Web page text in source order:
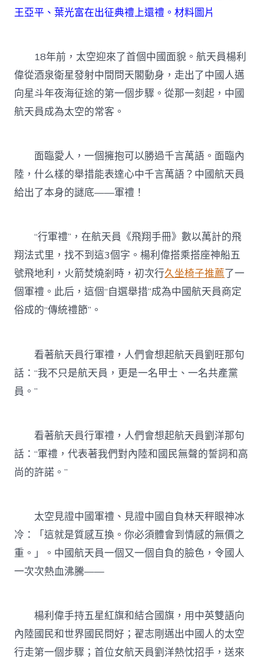
王亞平、葉光富在出征典禮上還禮。材料圖片
18年前，太空迎來了首個中國面貌。航天員楊利
偉從酒泉衛星發射中間問天閣動身，走出了中國人邁
向星斗年夜海征途的第一個步驟。從那一刻起，中國
航天員成為太空的常客。
面臨愛人，一個擁抱可以勝過千言萬語。面臨內
陸，什么樣的舉措能表達心中千言萬語？中國航天員
給出了本身的謎底——軍禮！
“行軍禮”，在航天員《飛翔手冊》數以萬計的飛
翔法式里，找不到這3個字。楊利偉搭乘搭座神船五
號飛地利，火箭焚燒剎時，初次行久坐椅子推薦了一
個軍禮。此后，這個“自選舉措”成為中國航天員商定
俗成的“傳統禮節”。
看著航天員行軍禮，人們會想起航天員劉旺那句
話：“我不只是航天員，更是一名甲士、一名共產黨
員。”
看著航天員行軍禮，人們會想起航天員劉洋那句
話：“軍禮，代表著我們對內陸和國民無聲的誓詞和高
尚的許諾。”
太空見證中國軍禮、見證中國自負林天秤眼神冰
冷：「這就是質感互換。你必須體會到情感的無價之
重。」。中國航天員一個又一個自負的臉色，令國人
一次次熱血沸騰——
楊利偉手持五星紅旗和結合國旗，用中英雙語向
內陸國民和世界國民問好；翟志剛邁出中國人的太空
行走第一個步驟；首位女航天員劉洋熱忱招手，送來